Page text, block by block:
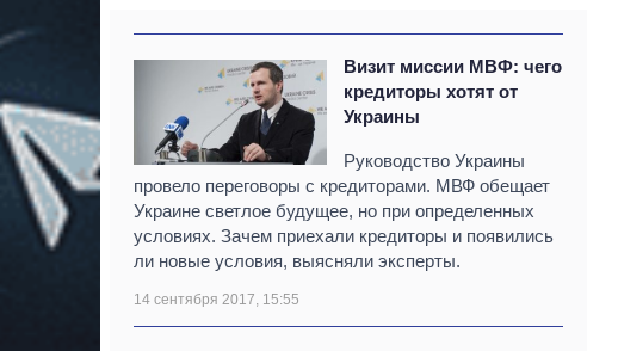
Визит миссии МВФ: чего
кредиторы хотят от
Украины
Руководство Украины
провело переговоры с кредиторами. МВФ обещает
Украине светлое будущее, но при определенных
условиях. Зачем приехали кредиторы и появились
ли новые условия, выясняли эксперты.
14 сентября 2017, 15:55